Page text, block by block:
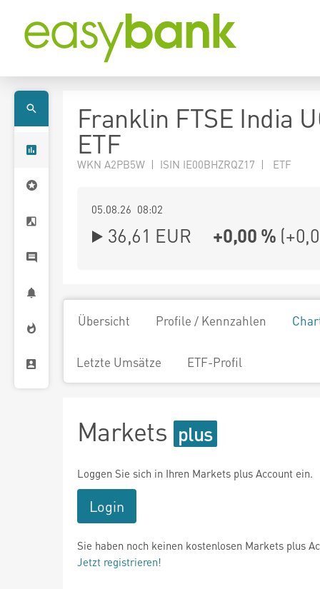
Franklin FTSE India
ETF
WKN A2PB5W | ISIN IE00BHZRQZ17 | ETF
05.08.26 08:02
36,61 EUR +0,00 % (
Übersicht Profile / Kennzahlen
Letzte Umsätze ETF-Profil
Markets
Loggen Sie sich in Ihren Markets plus Account ein.
Login
Sie haben noch keinen kostenlosen Markets plus
Jetzt registrieren!